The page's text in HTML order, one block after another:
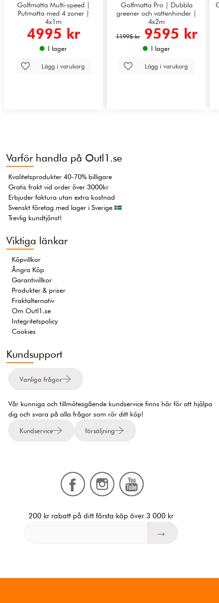
Golfmatta Multi-speed |
Putmatta med 4 zoner |
4x1m
4995 kr
I lager
Lägg i varukorg
Golfmatta Pro | Dubbla
greener och vattenhinder |
4x2m
11995 kr 9595 kr
I lager
Lägg i varukorg
Varför handla på Outl1.se
Kvalitetsprodukter 40-70% billigare
Gratis frakt vid order över 3000kr
Erbjuder faktura utan extra kostnad
Svenskt företag med lager i Sverige
Trevlig kundtjänst!
Viktiga länkar
Köpvillkor
Ångra Köp
Garantivillkor
Produkter & priser
Fraktalternativ
Om Outl1.se
Integritetspolicy
Cookies
Kundsupport
Vanliga frågor
Vår kunniga och tillmötesgående kundservice finns här för att hjälpa
dig och svara på alla frågor som rör ditt köp!
Kundservice försäljning
200 kr rabatt på ditt första köp över 3 000 kr